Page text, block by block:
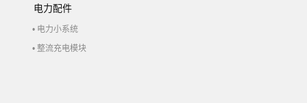
电力配件
• 电力小系统
• 整流充电模块